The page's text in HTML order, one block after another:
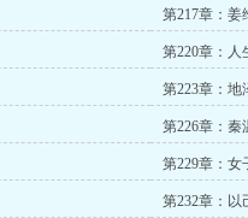
第217章：姜
第220章：人
第223章：地
第226章：秦
第229章：女
第232章：以